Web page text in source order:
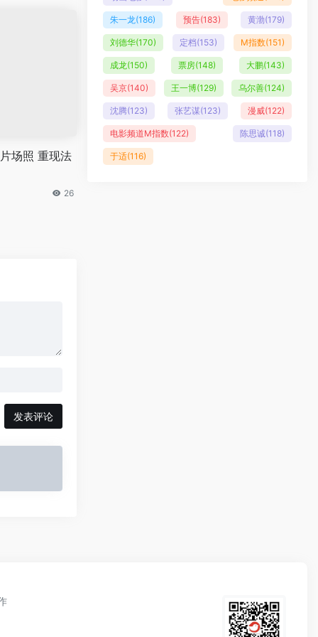
场照 重现法
26
发表评论
朱一龙(186) 预告(183) 黄渤(179)
刘德华(170) 定档(153) M指数(151)
成龙(150) 票房(148) 大鹏(143)
吴京(140) 王一博(129) 乌尔善(124)
沈腾(123) 张艺谋(123) 漫威(122)
电影频道M指数(122) 陈思诚(118)
于适(116)